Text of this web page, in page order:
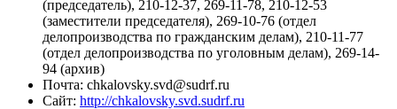
(председатель), 210-12-37, 269-11-78, 210-12-53
(заместители председателя), 269-10-76 (отдел
делопроизводства по гражданским делам), 210-11-77
(отдел делопроизводства по уголовным делам), 269-14-
94 (архив)
Почта: chkalovsky.svd@sudrf.ru
Сайт: http://chkalovsky.svd.sudrf.ru